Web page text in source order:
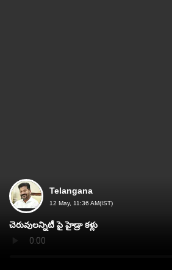
Telangana
12 May, 11:36 AM(IST)
చెరువులన్నిటీ పై హైడ్రా కళ్లు